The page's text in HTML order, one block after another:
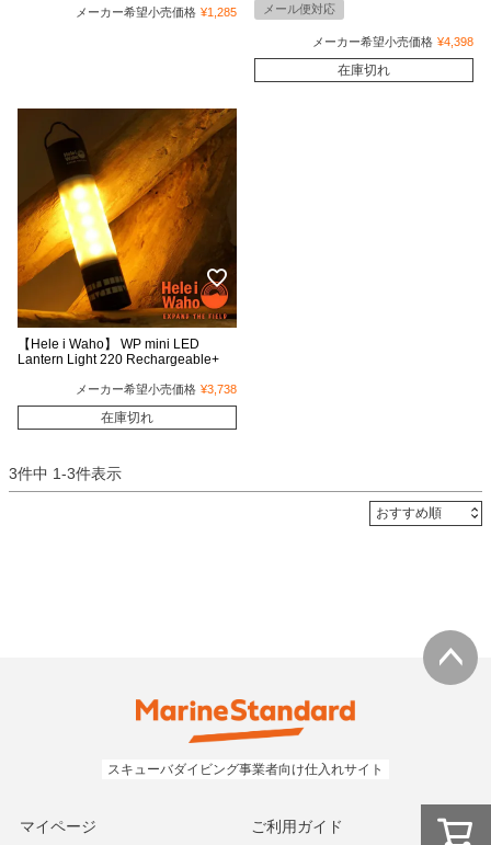
メーカー希望小売価格 ¥1,285 メール便対応
メーカー希望小売価格 ¥4,398
在庫切れ
【Hele i Waho】 WP mini LED
Lantern Light 220 Rechargeable+
メーカー希望小売価格 ¥3,738
在庫切れ
3件中 1-3件表示
マイページ ご利用ガイド